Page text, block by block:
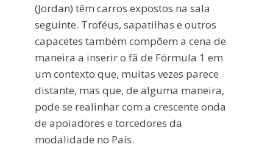
(Jordan) têm carros expostos na sala
seguinte. Troféus, sapatilhas e outros
capacetes também compõem a cena de
maneira a inserir o fã de Fórmula 1 em
um contexto que, muitas vezes parece
distante, mas que, de alguma maneira,
pode se realinhar com a crescente onda
de apoiadores e torcedores da
modalidade no País.